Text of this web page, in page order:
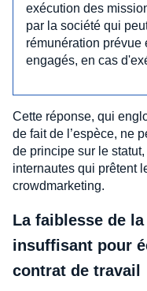
exécution des
par la société qui
rémunération prévue
engagés, en cas
Cette réponse, qui
de fait de l’espèce, ne
de principe sur le
internautes qui prêtent
crowdmarketing.
La faiblesse de
insuffisant pour
contrat de travail